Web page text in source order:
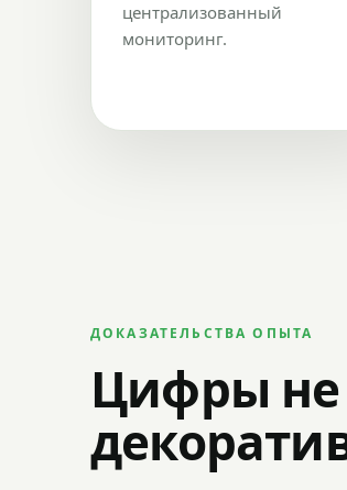
централизованный
мониторинг.
ДОКАЗАТЕЛЬСТВА ОПЫТА
Цифры